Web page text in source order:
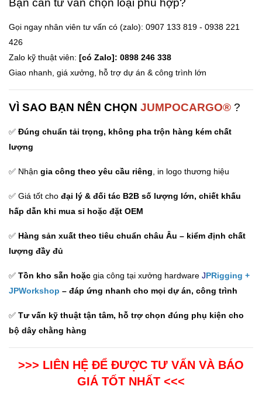
Gọi ngay nhân viên tư vấn có (zalo): 0907 133 819 - 0938 221
426
Zalo kỹ thuật viên: [có Zalo]: 0898 246 338
Giao nhanh, giá xưởng, hỗ trợ dự án & công trình lớn
VÌ SAO BẠN NÊN CHỌN JUMPOCARGO® ?
✅ Đúng chuẩn tải trọng, không pha trộn hàng kém chất
lượng
✅ Nhận gia công theo yêu cầu riêng , in logo thương hiệu
✅ Giá tốt cho đại lý & đối tác B2B số lượng lớn, chiết khấu
hấp dẫn khi mua sỉ hoặc đặt OEM
✅ Hàng sản xuất theo tiêu chuẩn châu Âu – kiểm định chất
lượng đầy đủ
✅ Tồn kho sẵn hoặc gia công tại xưởng hardware JPRigging +
JPWorkshop – đáp ứng nhanh cho mọi dự án, công trình
✅ Tư vấn kỹ thuật tận tâm, hỗ trợ chọn đúng phụ kiện cho
bộ dây chằng hàng
>>> LIÊN HỆ ĐỂ ĐƯỢC TƯ VẤN VÀ BÁO
GIÁ TỐT NHẤT <<<